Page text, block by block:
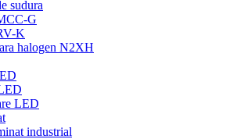
sudura
G
K
halogen N2XH
LED
industrial